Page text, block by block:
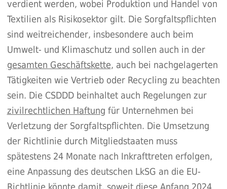
verdient werden, wobei Produktion und Handel von
Textilien als Risikosektor gilt. Die Sorgfaltspflichten
sind weitreichender, insbesondere auch beim
Umwelt- und Klimaschutz und sollen auch in der
gesamten Geschäftskette, auch bei nachgelagerten
Tätigkeiten wie Vertrieb oder Recycling zu beachten
sein. Die CSDDD beinhaltet auch Regelungen zur
zivilrechtlichen Haftung für Unternehmen bei
Verletzung der Sorgfaltspflichten. Die Umsetzung
der Richtlinie durch Mitgliedstaaten muss
spätestens 24 Monate nach Inkrafttreten erfolgen,
eine Anpassung des deutschen LkSG an die EU-
Richtlinie könnte damit, soweit diese Anfang 2024